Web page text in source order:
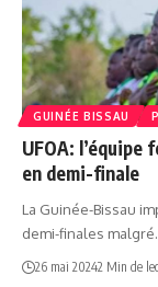
GUINÉE BISSAU
UFOA: l’équipe
en demi-finale
La Guinée-Bissau
demi-finales
26 mai 20242 Min de